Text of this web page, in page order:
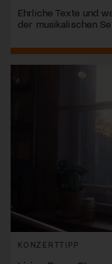
Ehrliche Texte und
der musikalischen
KONZERTTIPP